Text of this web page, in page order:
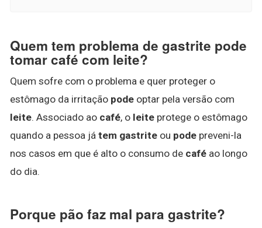
Quem tem problema de gastrite pode
tomar café com leite?
Quem sofre com o problema e quer proteger o
estômago da irritação pode optar pela versão com
leite. Associado ao café, o leite protege o estômago
quando a pessoa já tem gastrite ou pode preveni-la
nos casos em que é alto o consumo de café ao longo
do dia.
Porque pão faz mal para gastrite?